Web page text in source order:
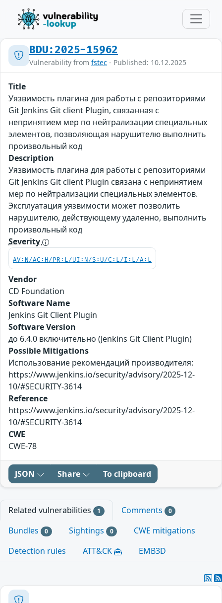
BDU:2025-15962
Vulnerability from fstec - Published: 10.12.2025
Title
Уязвимость плагина для работы с репозиториями
Git Jenkins Git client Plugin, связанная с
непринятием мер по нейтрализации специальных
элементов, позволяющая нарушителю выполнить
произвольный код
Description
Уязвимость плагина для работы с репозиториями
Git Jenkins Git client Plugin связана с непринятием
мер по нейтрализации специальных элементов.
Эксплуатация уязвимости может позволить
нарушителю, действующему удаленно, выполнить
произвольный код
Severity
AV:N/AC:H/PR:L/UI:N/S:U/C:L/I:L/A:L
Vendor
CD Foundation
Software Name
Jenkins Git Client Plugin
Software Version
до 6.4.0 включительно (Jenkins Git Client Plugin)
Possible Mitigations
Использование рекомендаций производителя:
https://www.jenkins.io/security/advisory/2025-12-
10/#SECURITY-3614
Reference
https://www.jenkins.io/security/advisory/2025-12-
10/#SECURITY-3614
CWE
CWE-78
JSON Share To clipboard
Related vulnerabilities 1 Comments 0
Bundles 0 Sightings 0
CWE mitigations
Detection rules
ATT&CK EMB3D